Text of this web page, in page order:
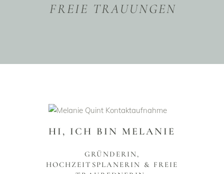
FREIE TRAUUNGEN
HI, ICH BIN MELANIE
GRÜNDERIN,
HOCHZEITSPLANERIN & FREIE